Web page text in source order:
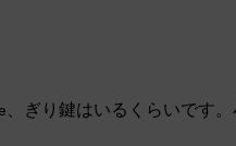
ぎり鍵はいるくらいです。